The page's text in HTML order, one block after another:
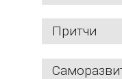
Притчи